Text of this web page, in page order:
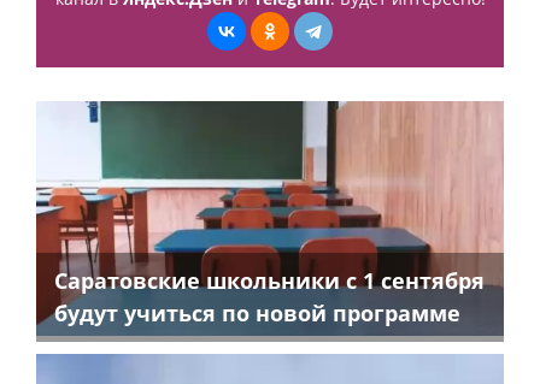
Саратовские школьники с 1 сентября
будут учиться по новой программе